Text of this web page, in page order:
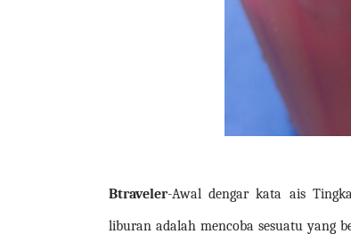
Btraveler-Awal dengar kata ais
liburan adalah mencoba sesuatu yang